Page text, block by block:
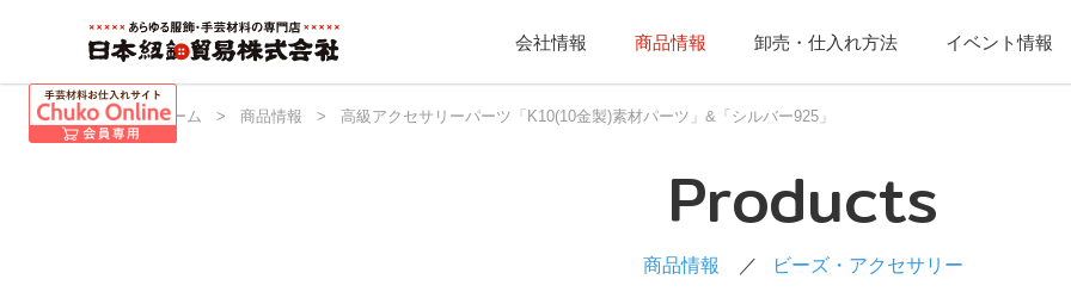
会社情報 商品情報 卸売・仕入れ方法 イベント情報
日本紐釦 ホーム > 商品情報 > 高級アクセサリーパーツ「K10(10金製)素材パーツ」&「シルバー925」
Products
商品情報 ビーズ・アクセサリー